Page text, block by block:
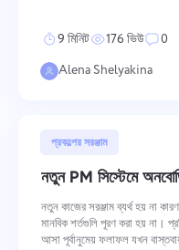
9 মিনিট 176 ভিউ
0
Alena Shelyakina
প্রকল্পের সরঞ্জাম
নতুন PM সিস্টেমে
নতুন কাজের সরঞ্জাম ব্যর্থ হয় না
মানবিক শর্তগুলি পূরণ করা হয় না।
আসা পূর্বানুমেয় ফলাফল যখন